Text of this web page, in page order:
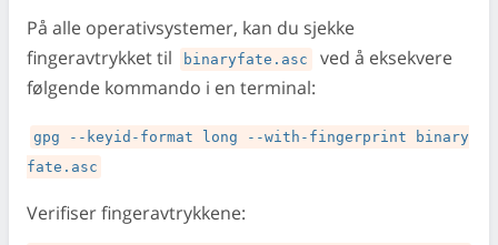
På alle operativsystemer, kan du sjekke
fingeravtrykket til
binaryfate.asc
ved å eksekvere
følgende kommando i en terminal:
gpg --keyid-format long --with-fingerprint binary
fate.asc
Verifiser fingeravtrykkene: